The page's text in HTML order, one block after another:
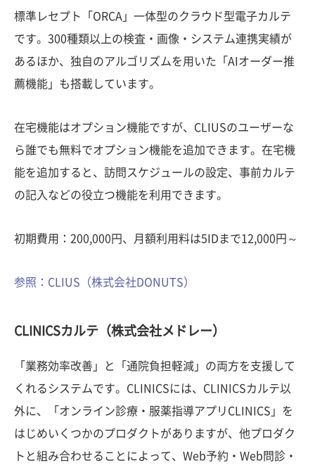
標準レセプト「ORCA」一体型のクラウド型電子カルテ
です。300種類以上の検査・画像・システム連携実績が
あるほか、独自のアルゴリズムを用いた「AIオーダー推
薦機能」も搭載しています。
在宅機能はオプション機能ですが、CLIUSのユーザーな
ら誰でも無料でオプション機能を追加できます。在宅機
能を追加すると、訪問スケジュールの設定、事前カルテ
の記入などの役立つ機能を利用できます。
初期費用：200,000円、月額利用料は5IDまで12,000円～
参照：CLIUS（株式会社DONUTS）
CLINICSカルテ（株式会社メドレー）
「業務効率改善」と「通院負担軽減」の両方を支援して
くれるシステムです。CLINICSには、CLINICSカルテ以
外に、「オンライン診療・服薬指導アプリCLINICS」を
はじめいくつかのプロダクトがありますが、他プロダク
トと組み合わせることによって、Web予約・Web問診・